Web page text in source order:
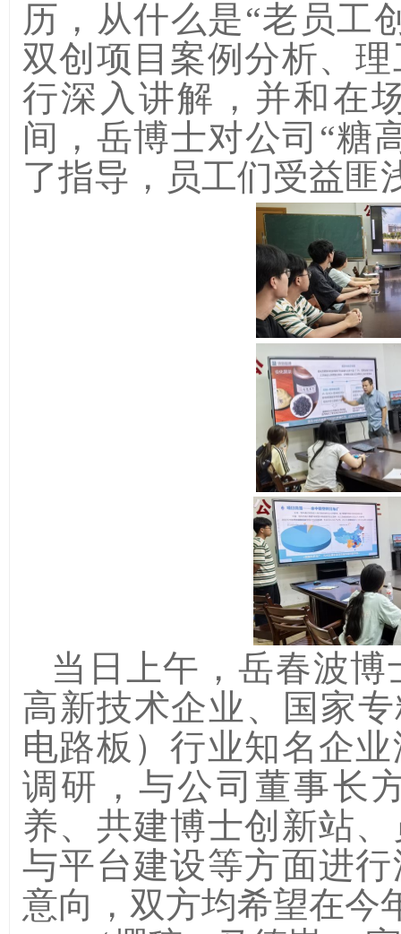
历 ， 从什么是“老员工
双创项目案例分析、
行深入讲解，并和在
间， 岳博士对公司“糖
了指导，员工们受益匪
当日上午，岳春波
高新技术企业、
国家
电路板）行业知名企业
调研，与公司董事长
养、共建博士创新站
与平台建设等方面进
意向，双方均希望在今